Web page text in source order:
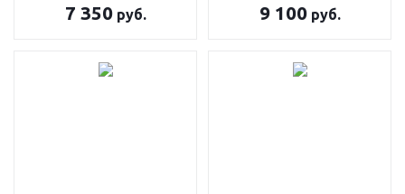
7 350руб. 9 100руб.